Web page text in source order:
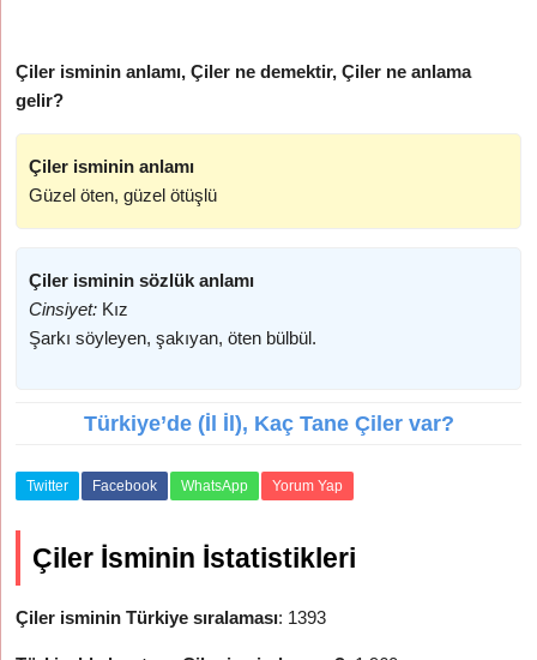
Çiler isminin anlamı, Çiler ne demektir, Çiler ne anlama
gelir?
Çiler isminin anlamı
Güzel öten, güzel ötüşlü
Çiler isminin sözlük anlamı
Cinsiyet: Kız
Şarkı söyleyen, şakıyan, öten bülbül.
Türkiye’de (İl İl), Kaç Tane Çiler var?
Twitter Facebook WhatsApp Yorum Yap
Çiler İsminin İstatistikleri
Çiler isminin Türkiye sıralaması: 1393